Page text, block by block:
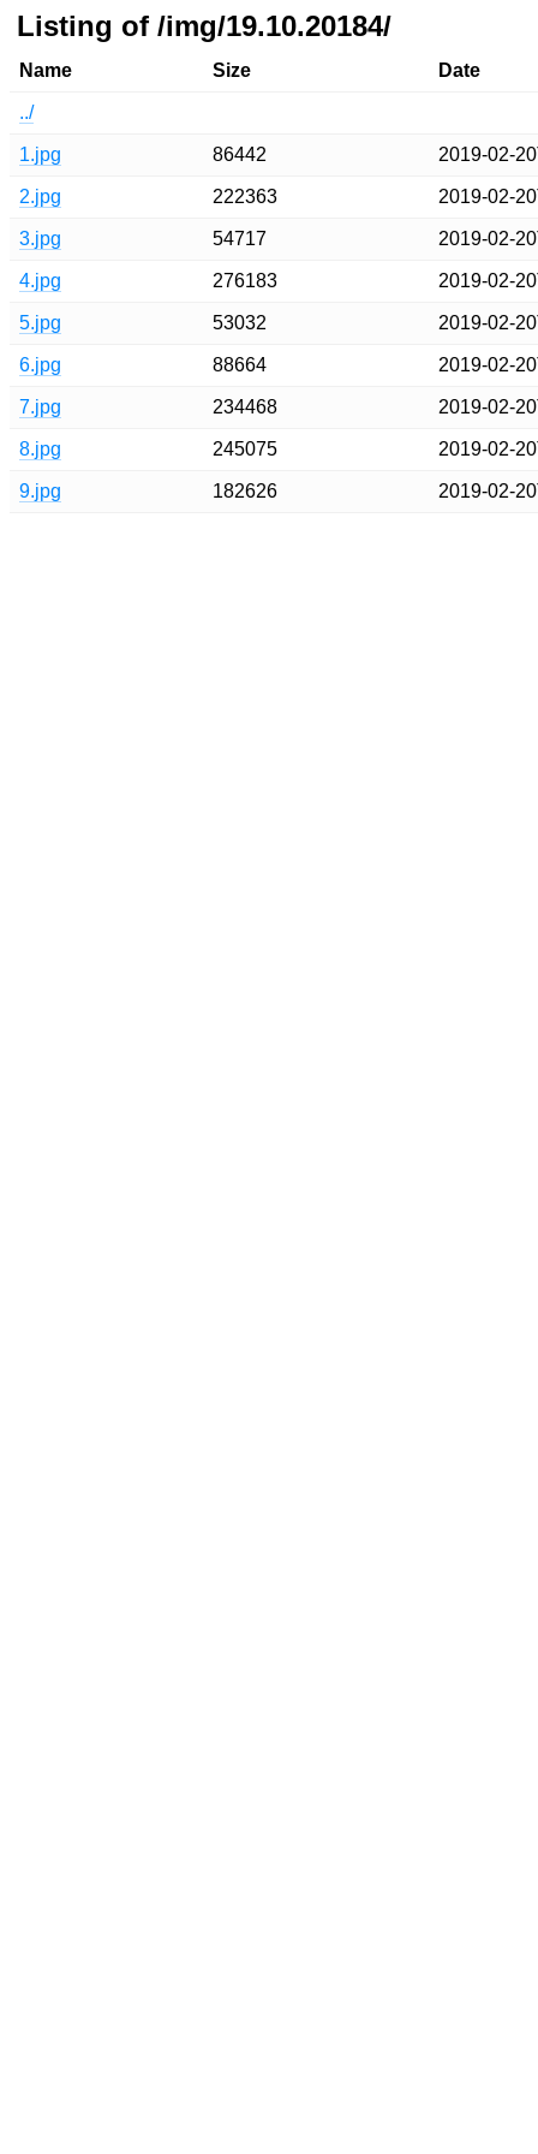
Listing of /img/19.10.20184/
Name Size Date
../
1.jpg 86442 2019-02-
2.jpg 222363 2019-02-
3.jpg 54717 2019-02-
4.jpg 276183 2019-02-
5.jpg 53032 2019-02-
6.jpg 88664 2019-02-
7.jpg 234468 2019-02-
8.jpg 245075 2019-02-
9.jpg 182626 2019-02-